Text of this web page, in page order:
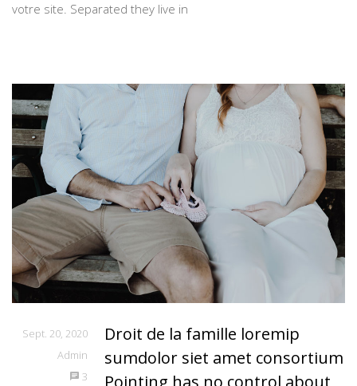
votre site. Separated they live in
Sept. 20, 2020
Admin
3
Droit de la famille loremip
sumdolor siet amet consortium